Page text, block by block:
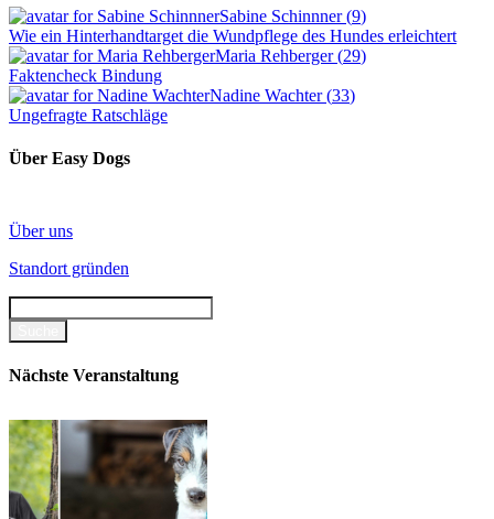
Sabine Schinnner(9)
Wie ein Hinterhandtarget die Wundpflege des Hundes erleichtert
Maria Rehberger(29)
Faktencheck Bindung
Nadine Wachter(33)
Ungefragte Ratschläge
Über Easy Dogs
Über uns
Standort gründen
Nächste Veranstaltung